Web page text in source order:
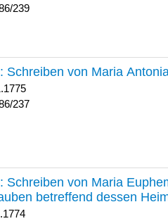
239
237 : Schreiben von Maria
237
236 : Schreiben von Maria
betreffend dessen